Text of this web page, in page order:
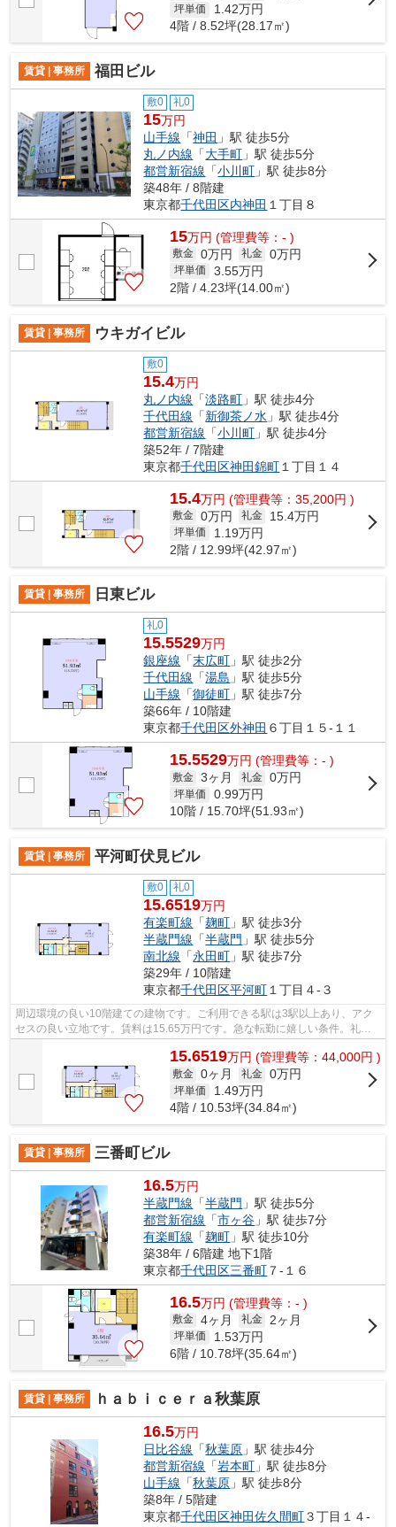
坪単価 1.42万円
4階 / 8.52坪(28.17㎡)
賃貸 | 事務所 福田ビル
敷0 礼0
15万円
山手線 「神田 」駅 徒歩5分
丸ノ内線 「大手町 」駅 徒歩5分
都営新宿線 「小川町 」駅 徒歩8分
築48年 / 8階建
東京都千代田区内神田 １丁目８
15万円 (管理費等：- )
敷金 0万円 礼金 0万円
坪単価 3.55万円
2階 / 4.23坪(14.00㎡)
賃貸 | 事務所 ウキガイビル
敷0
15.4万円
丸ノ内線 「淡路町 」駅 徒歩4分
千代田線 「新御茶ノ水 」駅 徒歩4分
都営新宿線 「小川町 」駅 徒歩4分
築52年 / 7階建
東京都千代田区神田錦町 １丁目１４
15.4万円 (管理費等：35,200円 )
敷金 0万円 礼金 15.4万円
坪単価 1.19万円
2階 / 12.99坪(42.97㎡)
賃貸 | 事務所 日東ビル
礼0
15.5529万円
銀座線 「末広町 」駅 徒歩2分
千代田線 「湯島 」駅 徒歩5分
山手線 「御徒町 」駅 徒歩7分
築66年 / 10階建
東京都千代田区外神田 ６丁目１５-１１
15.5529万円 (管理費等：- )
敷金 3ヶ月 礼金 0万円
坪単価 0.99万円
10階 / 15.70坪(51.93㎡)
賃貸 | 事務所 平河町伏見ビル
敷0 礼0
15.6519万円
有楽町線 「麹町 」駅 徒歩3分
半蔵門線 「半蔵門 」駅 徒歩5分
南北線 「永田町 」駅 徒歩7分
築29年 / 10階建
東京都千代田区平河町 １丁目４-３
周辺環境の良い10階建ての建物です。ご利用できる駅は3駅以上あり、アク
セスの良い立地です。賃料は15.65万円です。急な転勤に嬉しい条件。礼金
15.6519万円 (管理費等：44,000円 )
敷金 0ヶ月 礼金 0万円
坪単価 1.49万円
4階 / 10.53坪(34.84㎡)
賃貸 | 事務所 三番町ビル
16.5万円
半蔵門線 「半蔵門 」駅 徒歩5分
都営新宿線 「市ヶ谷 」駅 徒歩7分
有楽町線 「麹町 」駅 徒歩10分
築38年 / 6階建 地下1階
東京都千代田区三番町 ７-１６
16.5万円 (管理費等：- )
敷金 4ヶ月 礼金 2ヶ月
坪単価 1.53万円
6階 / 10.78坪(35.64㎡)
賃貸 | 事務所 ｈａｂｉｃｅｒａ秋葉原
16.5万円
日比谷線 「秋葉原 」駅 徒歩4分
都営新宿線 「岩本町 」駅 徒歩8分
山手線 「秋葉原 」駅 徒歩8分
築8年 / 5階建
東京都千代田区神田佐久間町３丁目１４-